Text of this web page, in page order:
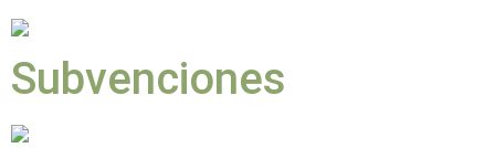
Subvenciones